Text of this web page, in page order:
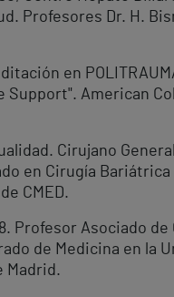
Profesores Dr. H.
en
Support". American
Cirujano
en Cirugía Bariátrica
CMED.
Profesor Asociado de
de Medicina en la
Madrid.